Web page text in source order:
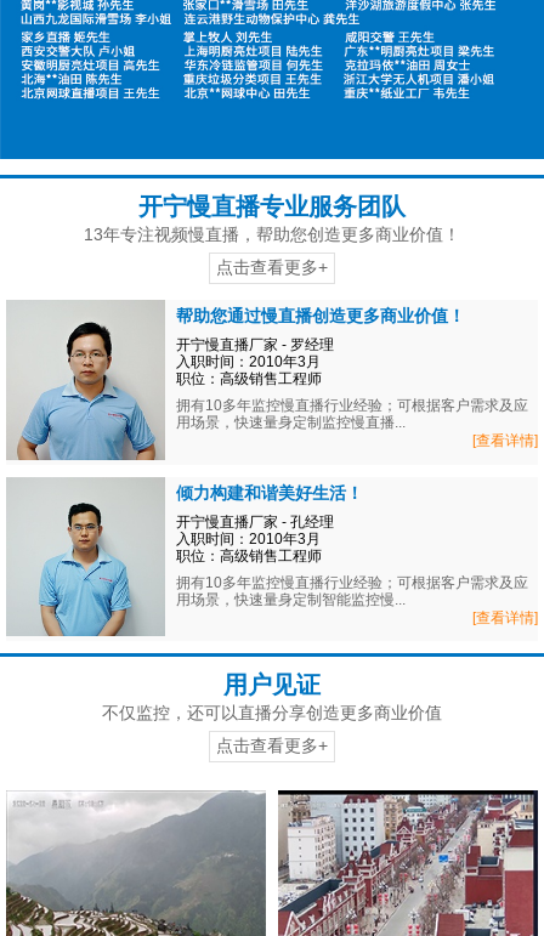
开宁慢直播专业服务团队
13年专注视频慢直播，帮助您创造更多商业价值！
点击查看更多+
帮助您通过慢直播创造更多商业价值！
开宁慢直播厂家 - 罗经理
入职时间：2010年3月
职位：高级销售工程师
拥有10多年监控慢直播行业经验；可根据客户需求及应
用场景，快速量身定制监控慢直播...
[查看详情]
倾力构建和谐美好生活！
开宁慢直播厂家 - 孔经理
入职时间：2010年3月
职位：高级销售工程师
拥有10多年监控慢直播行业经验；可根据客户需求及应
用场景，快速量身定制智能监控慢...
[查看详情]
用户见证
不仅监控，还可以直播分享创造更多商业价值
点击查看更多+